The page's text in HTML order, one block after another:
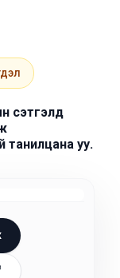
сэтгэлд
танилцана уу.